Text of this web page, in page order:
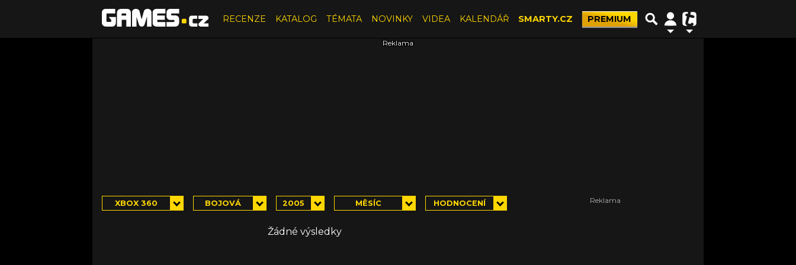
RECENZE KATALOG TÉMATA NOVINKY VIDEA KALENDÁŘ SMARTY.CZ PREMIUM
XBOX 360 BOJOVÁ 2005 MĚSÍC HODNOCENÍ
Žádné výsledky